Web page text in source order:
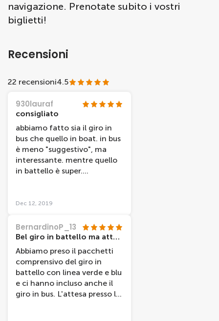
navigazione. Prenotate subito i vostri
biglietti!
Recensioni
22 recensioni4.5
930lauraf
consigliato
abbiamo fatto sia il giro in
bus che quello in boat. in bus
è meno "suggestivo", ma
interessante. mentre quello
in battello è super.
Dec 12, 2019
BernardinoP_13
Bel giro in battello ma attese un pò lunghine
Abbiamo preso il pacchetti
comprensivo del giro in
battello con linea verde e blu
e ci hanno incluso anche il
giro in bus. L'attesa presso la